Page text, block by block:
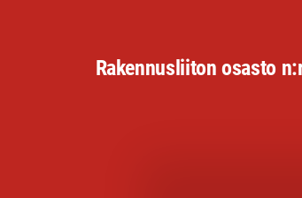
Rakennusliiton osasto